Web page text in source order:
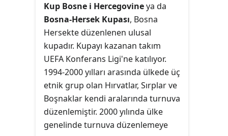
veya Stevan Jovetić sayılabilir. 2006
yılında kurulan Karadağ millî futbol
takımı, takım tarihindeki en büyük
başarı olarak 2012 Avrupa Futbol
Şampiyonası'nda playoff oynadı. Su
topu genellikle ulusal bir spor
olarak kabul edilir. Karadağ su
sporları millî takımı, İspanya'nın
Malaga'daki 2008 Erkekler Avrupa
Su Topu Şampiyonası'nda altın
Kup Bosne i Hercegovineya da
Bosna-Hersek Kupası, Bosna
Hersekte düzenlenen ulusal
kupadır. Kupayı kazanan takım
UEFA Konferans Ligi'ne katılıyor.
1994-2000 yılları arasında ülkede üç
etnik grup olan Hırvatlar, Sırplar ve
Boşnaklar kendi aralarında turnuva
düzenlemiştir. 2000 yılında ülke
genelinde turnuva düzenlemeye